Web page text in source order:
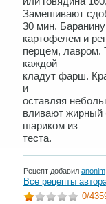
Замешивают
30 мин.
картофелем и
перцем, лавром.
каждой
кладут фарш.
и
оставляя
вливают жирный
шариком из
теста.
Рецепт добавил anonim
Все рецепты
0/